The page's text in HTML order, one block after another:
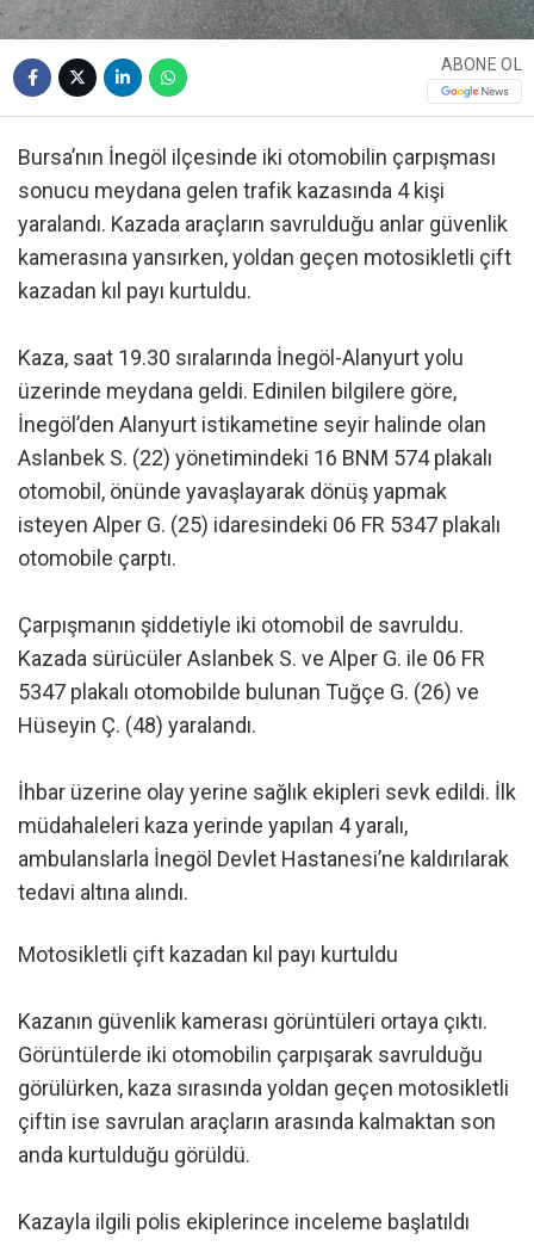
ABONE OL
Bursa’nın İnegöl ilçesinde iki otomobilin çarpışması
sonucu meydana gelen trafik kazasında 4 kişi
yaralandı. Kazada araçların savrulduğu anlar güvenlik
kamerasına yansırken, yoldan geçen motosikletli çift
kazadan kıl payı kurtuldu.
Kaza, saat 19.30 sıralarında İnegöl-Alanyurt yolu
üzerinde meydana geldi. Edinilen bilgilere göre,
İnegöl’den Alanyurt istikametine seyir halinde olan
Aslanbek S. (22) yönetimindeki 16 BNM 574 plakalı
otomobil, önünde yavaşlayarak dönüş yapmak
isteyen Alper G. (25) idaresindeki 06 FR 5347 plakalı
otomobile çarptı.
Çarpışmanın şiddetiyle iki otomobil de savruldu.
Kazada sürücüler Aslanbek S. ve Alper G. ile 06 FR
5347 plakalı otomobilde bulunan Tuğçe G. (26) ve
Hüseyin Ç. (48) yaralandı.
İhbar üzerine olay yerine sağlık ekipleri sevk edildi. İlk
müdahaleleri kaza yerinde yapılan 4 yaralı,
ambulanslarla İnegöl Devlet Hastanesi’ne kaldırılarak
tedavi altına alındı.
Motosikletli çift kazadan kıl payı kurtuldu
Kazanın güvenlik kamerası görüntüleri ortaya çıktı.
Görüntülerde iki otomobilin çarpışarak savrulduğu
görülürken, kaza sırasında yoldan geçen motosikletli
çiftin ise savrulan araçların arasında kalmaktan son
anda kurtulduğu görüldü.
Kazayla ilgili polis ekiplerince inceleme başlatıldı